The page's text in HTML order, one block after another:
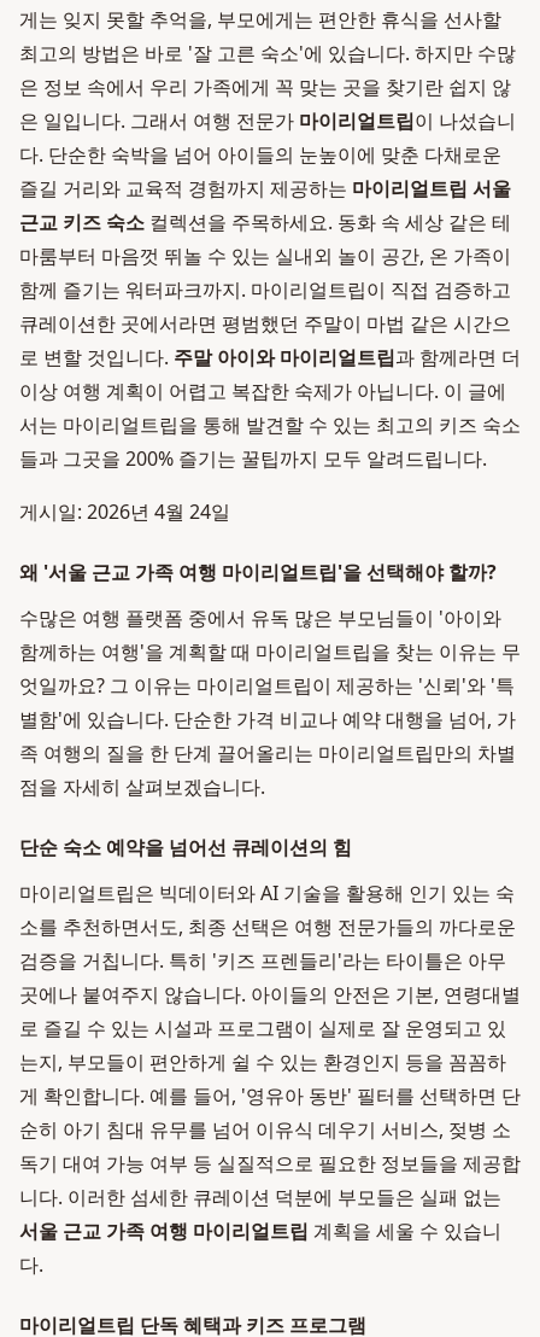
게는 잊지 못할 추억을, 부모에게는 편안한 휴식을 선사할
최고의 방법은 바로 '잘 고른 숙소'에 있습니다. 하지만 수많
은 정보 속에서 우리 가족에게 꼭 맞는 곳을 찾기란 쉽지 않
은 일입니다. 그래서 여행 전문가 마이리얼트립이 나섰습니
다. 단순한 숙박을 넘어 아이들의 눈높이에 맞춘 다채로운
즐길 거리와 교육적 경험까지 제공하는 마이리얼트립 서울
근교 키즈 숙소 컬렉션을 주목하세요. 동화 속 세상 같은 테
마룸부터 마음껏 뛰놀 수 있는 실내외 놀이 공간, 온 가족이
함께 즐기는 워터파크까지. 마이리얼트립이 직접 검증하고
큐레이션한 곳에서라면 평범했던 주말이 마법 같은 시간으
로 변할 것입니다. 주말 아이와 마이리얼트립과 함께라면 더
이상 여행 계획이 어렵고 복잡한 숙제가 아닙니다. 이 글에
서는 마이리얼트립을 통해 발견할 수 있는 최고의 키즈 숙소
들과 그곳을 200% 즐기는 꿀팁까지 모두 알려드립니다.
게시일: 2026년 4월 24일
왜 '서울 근교 가족 여행 마이리얼트립'을 선택해야 할까?
수많은 여행 플랫폼 중에서 유독 많은 부모님들이 '아이와
함께하는 여행'을 계획할 때 마이리얼트립을 찾는 이유는 무
엇일까요? 그 이유는 마이리얼트립이 제공하는 '신뢰'와 '특
별함'에 있습니다. 단순한 가격 비교나 예약 대행을 넘어, 가
족 여행의 질을 한 단계 끌어올리는 마이리얼트립만의 차별
점을 자세히 살펴보겠습니다.
단순 숙소 예약을 넘어선 큐레이션의 힘
마이리얼트립은 빅데이터와 AI 기술을 활용해 인기 있는 숙
소를 추천하면서도, 최종 선택은 여행 전문가들의 까다로운
검증을 거칩니다. 특히 '키즈 프렌들리'라는 타이틀은 아무
곳에나 붙여주지 않습니다. 아이들의 안전은 기본, 연령대별
로 즐길 수 있는 시설과 프로그램이 실제로 잘 운영되고 있
는지, 부모들이 편안하게 쉴 수 있는 환경인지 등을 꼼꼼하
게 확인합니다. 예를 들어, '영유아 동반' 필터를 선택하면 단
순히 아기 침대 유무를 넘어 이유식 데우기 서비스, 젖병 소
독기 대여 가능 여부 등 실질적으로 필요한 정보들을 제공합
니다. 이러한 섬세한 큐레이션 덕분에 부모들은 실패 없는
서울 근교 가족 여행 마이리얼트립 계획을 세울 수 있습니
다.
마이리얼트립 단독 혜택과 키즈 프로그램